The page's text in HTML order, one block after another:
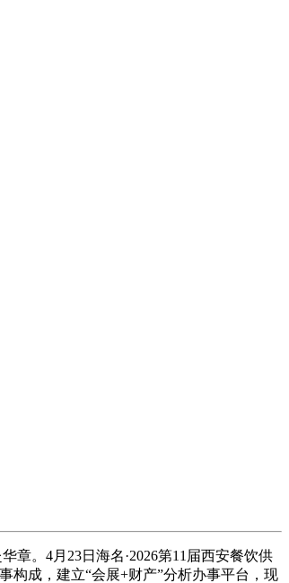
。4月23日海名·2026第11届西安餐饮供
构成，建立“会展+财产”分析办事平台，现